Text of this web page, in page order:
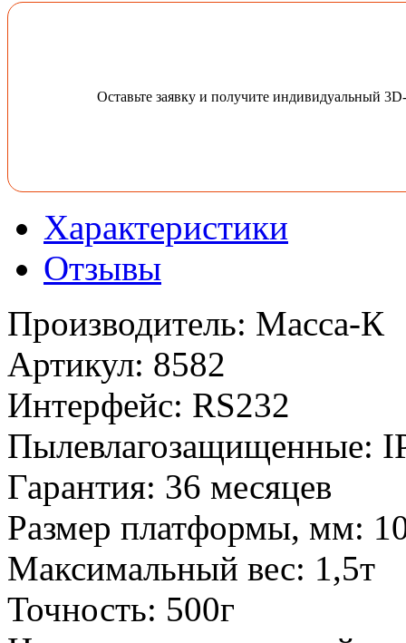
Оставьте заявку и получите индивидуальный
Характеристики
Отзывы
Производитель: Масса-К
Артикул: 8582
Интерфейс: RS232
Пылевлагозащищенные:
Гарантия: 36 месяцев
Размер платформы, мм:
Максимальный вес: 1,5т
Точность: 500г